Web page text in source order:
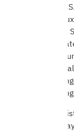
PayPal (Europe)
Royal, L-2449
können,
Ihren
wird durch
Bestellung
im
PayPal kann
ausgewählten